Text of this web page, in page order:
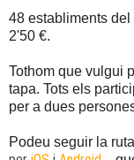
48 establiments
2'50 €.
Tothom que vulgui
tapa. Tots els
per a dues
Podeu seguir la